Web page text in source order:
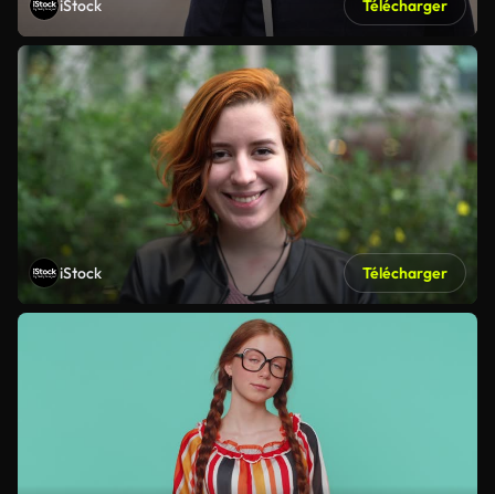
iStock Télécharger
iStock Télécharger